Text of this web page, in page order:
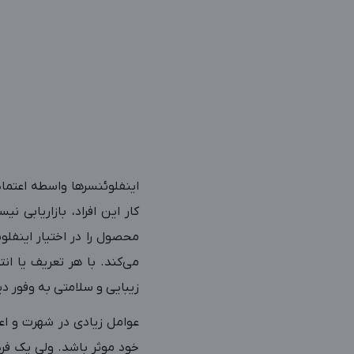
اینفلوئنسرها واسطه
کار این افراد،
محصول را در اختیار
می‌کند. با هر تعریف یا
زیبایی و سلامتی به وفور
خود موثر باشد. ولی یک